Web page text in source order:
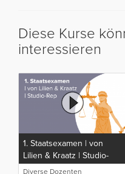
Diese Kurse
interessieren
1. Staatsexamen | von
Lilien & Kraatz | Studio-
Rep
Diverse Dozenten